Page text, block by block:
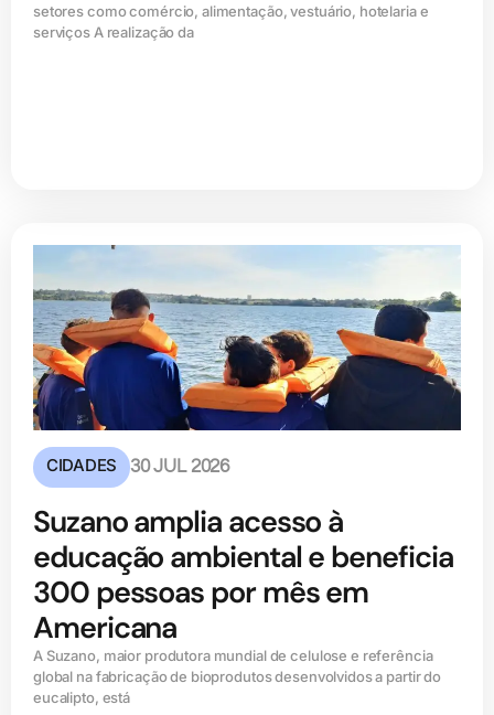
setores como comércio, alimentação, vestuário, hotelaria e
serviços A realização da
CIDADES 30 JUL 2026
Suzano amplia acesso à
educação ambiental e beneficia
300 pessoas por mês em
Americana
A Suzano, maior produtora mundial de celulose e referência
global na fabricação de bioprodutos desenvolvidos a partir do
eucalipto, está